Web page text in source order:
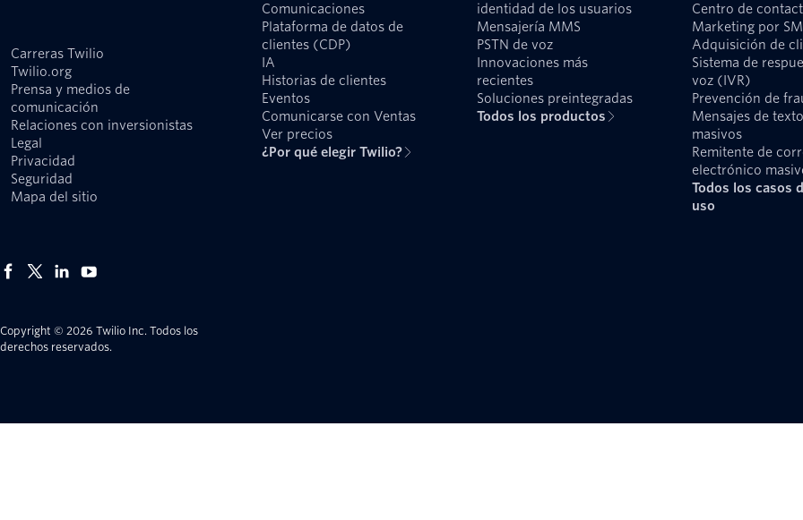
Carreras Twilio
Twilio.org
Prensa y medios de
comunicación
Relaciones con inversionistas
Legal
Privacidad
Seguridad
Mapa del sitio
Copyright © 2026 Twilio Inc. Todos los
derechos reservados.
Comunicaciones
Plataforma de datos de
clientes (CDP)
IA
Historias de clientes
Eventos
Comunicarse con Ventas
Ver precios
¿Por qué elegir Twilio?
identidad de los usuarios
Mensajería MMS
PSTN de voz
Innovaciones más
recientes
Soluciones preintegradas
Todos los productos
Centro de
Marketing por
Adquisición de
Sistema de
voz (IVR)
Prevención de
Mensajes de texto
masivos
Remitente de
electrónico
Todos los casos
uso